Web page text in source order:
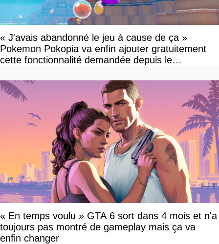
« J'avais abandonné le jeu à cause de ça »
Pokemon Pokopia va enfin ajouter gratuitement
cette fonctionnalité demandée depuis le
« En temps voulu » GTA 6 sort dans 4 mois et n'a
toujours pas montré de gameplay mais ça va
enfin changer